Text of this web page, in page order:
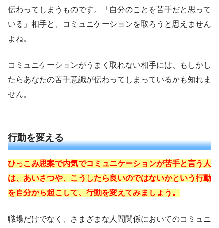
伝わってしまうものです。「自分のことを苦手だと思って
いる」相手と、コミュニケーションを取ろうと思えません
よね。
コミュニケーションがうまく取れない相手には、もしかし
たらあなたの苦手意識が伝わってしまっているかも知れま
せん。
行動を変える
ひっこみ思案で内気でコミュニケーションが苦手と言う人
は、あいさつや、こうしたら良いのではないかという行動
を自分から起こして、行動を変えてみましょう。
職場だけでなく、さまざまな人間関係においてのコミュニ